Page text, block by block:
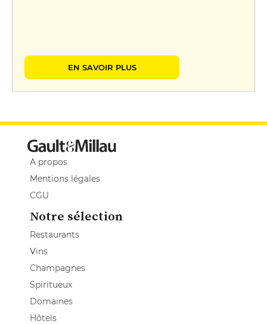
EN SAVOIR PLUS
A propos
Mentions légales
CGU
Notre sélection
Restaurants
Vins
Champagnes
Spiritueux
Domaines
Hôtels